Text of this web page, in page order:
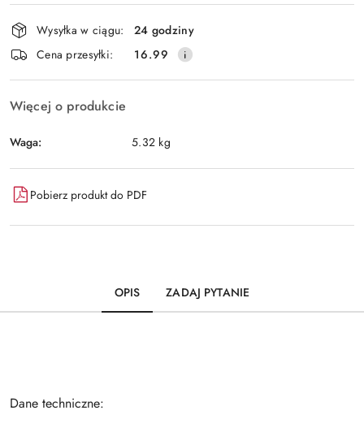
Wyślij
Dostępność
i
dostawa
Wysyłka w ciągu:
24 godziny
Cena przesyłki:
16.99
Więcej o produkcie
Waga: 5.32 kg
Pobierz produkt do PDF
OPIS ZADAJ PYTANIE
Dane techniczne: